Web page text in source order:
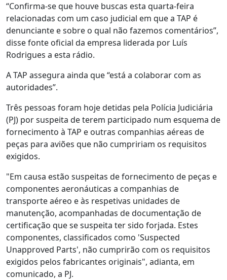
“Confirma-se que houve buscas esta quarta-feira
relacionadas com um caso judicial em que a TAP é
denunciante e sobre o qual não fazemos comentários”,
disse fonte oficial da empresa liderada por Luís
Rodrigues a esta rádio.
A TAP assegura ainda que “está a colaborar com as
autoridades”.
Três pessoas foram hoje detidas pela Polícia Judiciária
(PJ) por suspeita de terem participado num esquema de
fornecimento à TAP e outras companhias aéreas de
peças para aviões que não cumpririam os requisitos
exigidos.
"Em causa estão suspeitas de fornecimento de peças e
componentes aeronáuticas a companhias de
transporte aéreo e às respetivas unidades de
manutenção, acompanhadas de documentação de
certificação que se suspeita ter sido forjada. Estes
componentes, classificados como 'Suspected
Unapproved Parts', não cumprirão com os requisitos
exigidos pelos fabricantes originais", adianta, em
comunicado, a PJ.